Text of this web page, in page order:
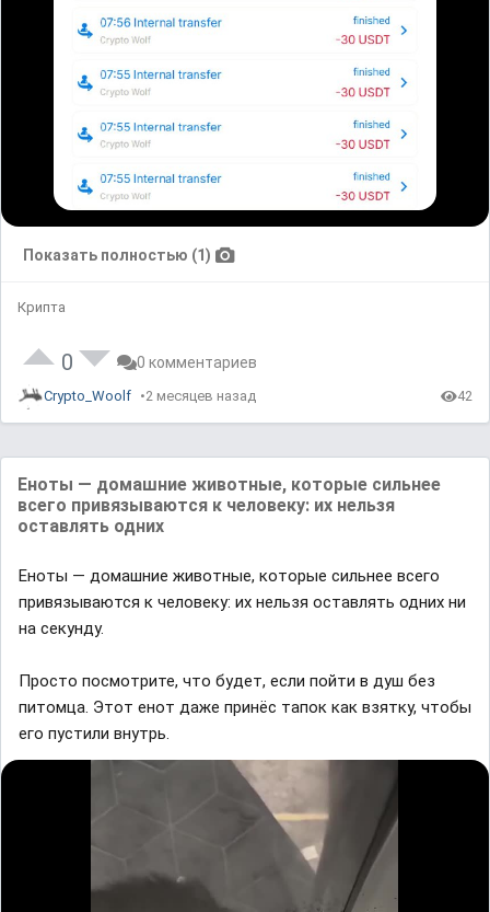
Показать полностью (1)
Крипта
0 0 комментариев
Crypto_Woolf 2 месяцев назад 42
Еноты — домашние животные, которые сильнее
всего привязываются к человеку: их нельзя
оставлять одних
Еноты — домашние животные, которые сильнее всего
привязываются к человеку: их нельзя оставлять одних ни
на секунду.
Просто посмотрите, что будет, если пойти в душ без
питомца. Этот енот даже принёс тапок как взятку, чтобы
его пустили внутрь.